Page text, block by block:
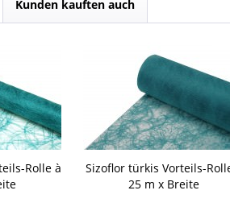
Kunden kauften auch
Rolle à
Sizoflor türkis Vorteils-
25 m x Breite